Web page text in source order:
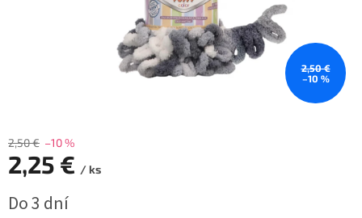
2,50 €
–10 %
2,50 € –10 %
2,25 € / ks
cena:
Do 3 dní